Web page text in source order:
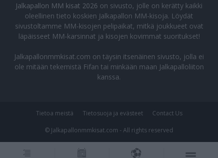
Jalkapallon MM kisat 2026 on sivusto, jolle on kerätty kaikki
oleellinen tieto koskien Jalkapallon MM-kisoja. Löydät
sivustoltamme MM-kisojen pelipaikat, mitkä joukkueet ovat
läpäisseet MM-karsinnat ja kisojen kovimmat suoritukset!
Jalkapallonmmkisat.com on täysin itsenäinen sivusto, jolla ei
ole mitään tekemistä Fifan tai minkään maan Jalkapalloliiton
kanssa.
Tietoa meistä Tietosuoja ja evästeet Contact Us
© Jalkapallonmmkisat.com - All rights reserved